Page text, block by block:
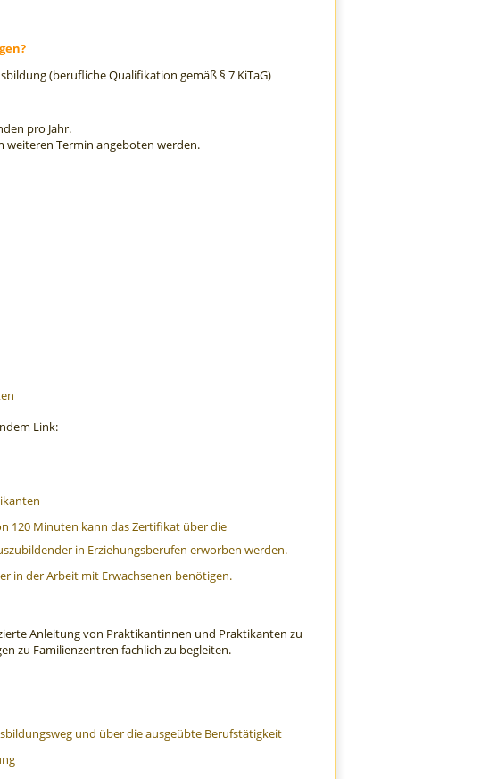
(berufliche Qualifikation gemäß § 7 KiTaG)
pro Jahr.
weiteren Termin angeboten werden.
Link:
120 Minuten kann das Zertifikat über die
in Erziehungsberufen erworben werden.
in der Arbeit mit Erwachsenen benötigen.
Anleitung von Praktikantinnen und Praktikanten zu
zu Familienzentren fachlich zu begleiten.
und über die ausgeübte Berufstätigkeit